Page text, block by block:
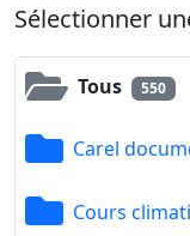
Sélectionner
Tous 550
Carel
Cours